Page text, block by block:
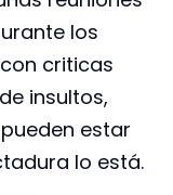
los
criticas
insultos,
estar
lo está.